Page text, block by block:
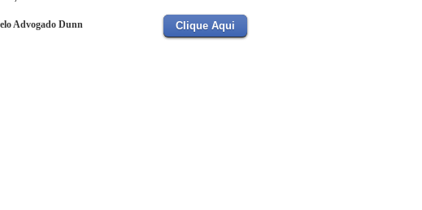
Clique Aqui
Advogado Dunn